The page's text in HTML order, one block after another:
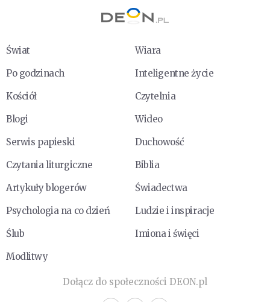
Świat
Wiara
Po godzinach
Inteligentne życie
Kościół
Czytelnia
Blogi
Wideo
Serwis papieski
Duchowość
Czytania liturgiczne
Biblia
Artykuły blogerów
Świadectwa
Psychologia na co dzień
Ludzie i inspiracje
Ślub
Imiona i święci
Modlitwy
Dołącz do społeczności DEON.pl